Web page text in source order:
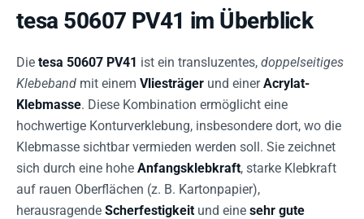
tesa 50607 PV41 im Überblick
Die tesa 50607 PV41 ist ein transluzentes, doppelseitiges
Klebeband mit einem Vliesträger und einerAcrylat-
Klebmasse. Diese Kombination ermöglicht eine
hochwertige Konturverklebung, insbesondere dort, wo die
Klebmasse sichtbar vermieden werden soll. Sie zeichnet
sich durch eine hohe Anfangsklebkraft, starke Klebkraft
auf rauen Oberflächen (z. B. Kartonpapier),
herausragende Scherfestigkeit und eine sehr gute